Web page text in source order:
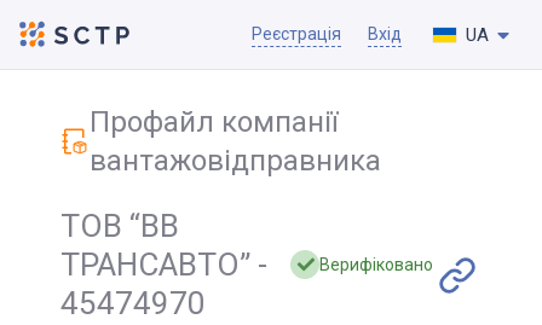
Реєстрація Вхід UA
Профайл компанії
вантажовідправника
ТОВ “ВВ
ТРАНСАВТО” -
45474970
Верифіковано